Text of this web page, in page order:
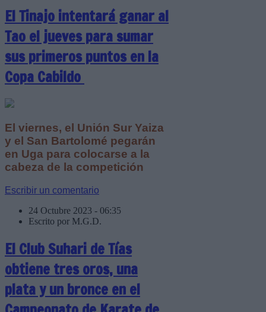
El Tinajo intentará ganar al
Tao el jueves para sumar
sus primeros puntos en la
Copa Cabildo
El viernes, el Unión Sur Yaiza
y el San Bartolomé pegarán
en Uga para colocarse a la
cabeza de la competición
Escribir un comentario
24 Octubre 2023 - 06:35
Escrito por M.G.D.
El Club Suhari de Tías
obtiene tres oros, una
plata y un bronce en el